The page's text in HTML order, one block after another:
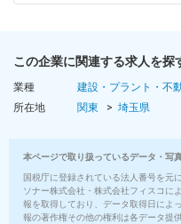
この企業に関連する求人を探
業種 建設・プラント・不
所在地
関東 埼玉県
本ページで取り扱っているデータ・写
国税庁に登録されている法人番号を元
ソナー株式会社・株式会社フィスコに
報を取得しており、データ取得日によ
報の著作権その他の権利は各データ提